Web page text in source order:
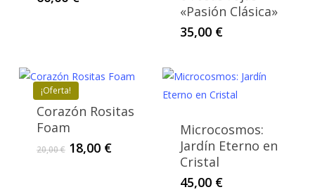
«Pasión Clásica»
35,00 €
¡Oferta!
Corazón Rositas
Foam
20,00€ El
18,00 €El
Microcosmos:
Jardín Eterno en
Cristal
45,00 €